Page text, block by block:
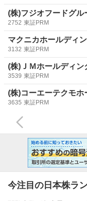
(株)フジオフードグル
2752 東証PRM
マクニカホールディ
3132 東証PRM
(株)ＪＭホールディン
3539 東証PRM
(株)コーエーテクモホ
3635 東証PRM
今注目の日本株ラ